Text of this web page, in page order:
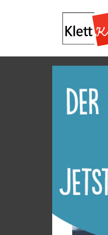
Übersicht